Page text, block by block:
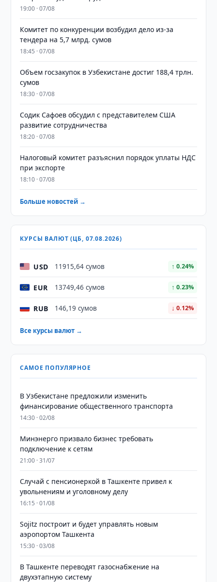
19:00 · 07/08
Комитет по конкуренции возбудил дело из-за
тендера на 5,7 млрд. сумов
18:45 · 07/08
​​​​​​​Объем госзакупок в Узбекистане достиг 188,4 трлн.
сумов
18:30 · 07/08
Содик Сафоев обсудил с представителем США
развитие сотрудничества
18:20 · 07/08
Налоговый комитет разъяснил порядок уплаты НДС
при экспорте
18:10 · 07/08
Больше новостей →
КУРСЫ ВАЛЮТ (ЦБ, 07.08.2026)
USD 11915,64 сумов ↑ 0.24%
EUR 13749,46 сумов ↑ 0.23%
RUB 146,19 сумов ↓ 0.12%
Все курсы валют →
САМОЕ ПОПУЛЯРНОЕ
В Узбекистане предложили изменить
финансирование общественного транспорта
14:30 · 02/08
Минэнерго призвало бизнес требовать
подключение к сетям
21:00 · 31/07
Случай с пенсионеркой в Ташкенте привел к
увольнениям и уголовному делу
16:15 · 01/08
Sojitz построит и будет управлять новым
аэропортом Ташкента
15:30 · 03/08
В Ташкенте переводят газоснабжение на
двухэтапную систему